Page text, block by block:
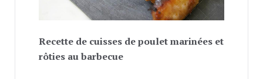
Recette de cuisses de poulet marinées et
rôties au barbecue